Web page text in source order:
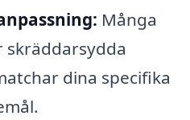
Många
dina specifika